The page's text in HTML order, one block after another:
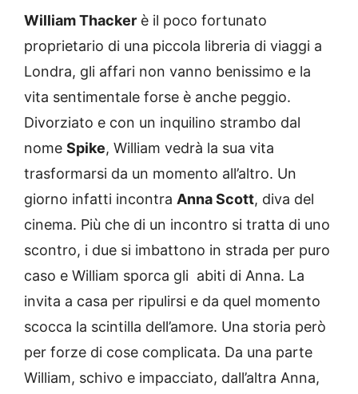
William Thacker è il poco fortunato
proprietario di una piccola libreria di viaggi a
Londra, gli affari non vanno benissimo e la
vita sentimentale forse è anche peggio.
Divorziato e con un inquilino strambo dal
nome Spike, William vedrà la sua vita
trasformarsi da un momento all’altro. Un
giorno infatti incontra Anna Scott, diva del
cinema. Più che di un incontro si tratta di uno
scontro, i due si imbattono in strada per puro
caso e William sporca gli abiti di Anna. La
invita a casa per ripulirsi e da quel momento
scocca la scintilla dell’amore. Una storia però
per forze di cose complicata. Da una parte
William, schivo e impacciato, dall’altra Anna,